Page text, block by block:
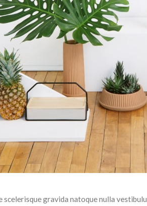
scelerisque gravida natoque nulla